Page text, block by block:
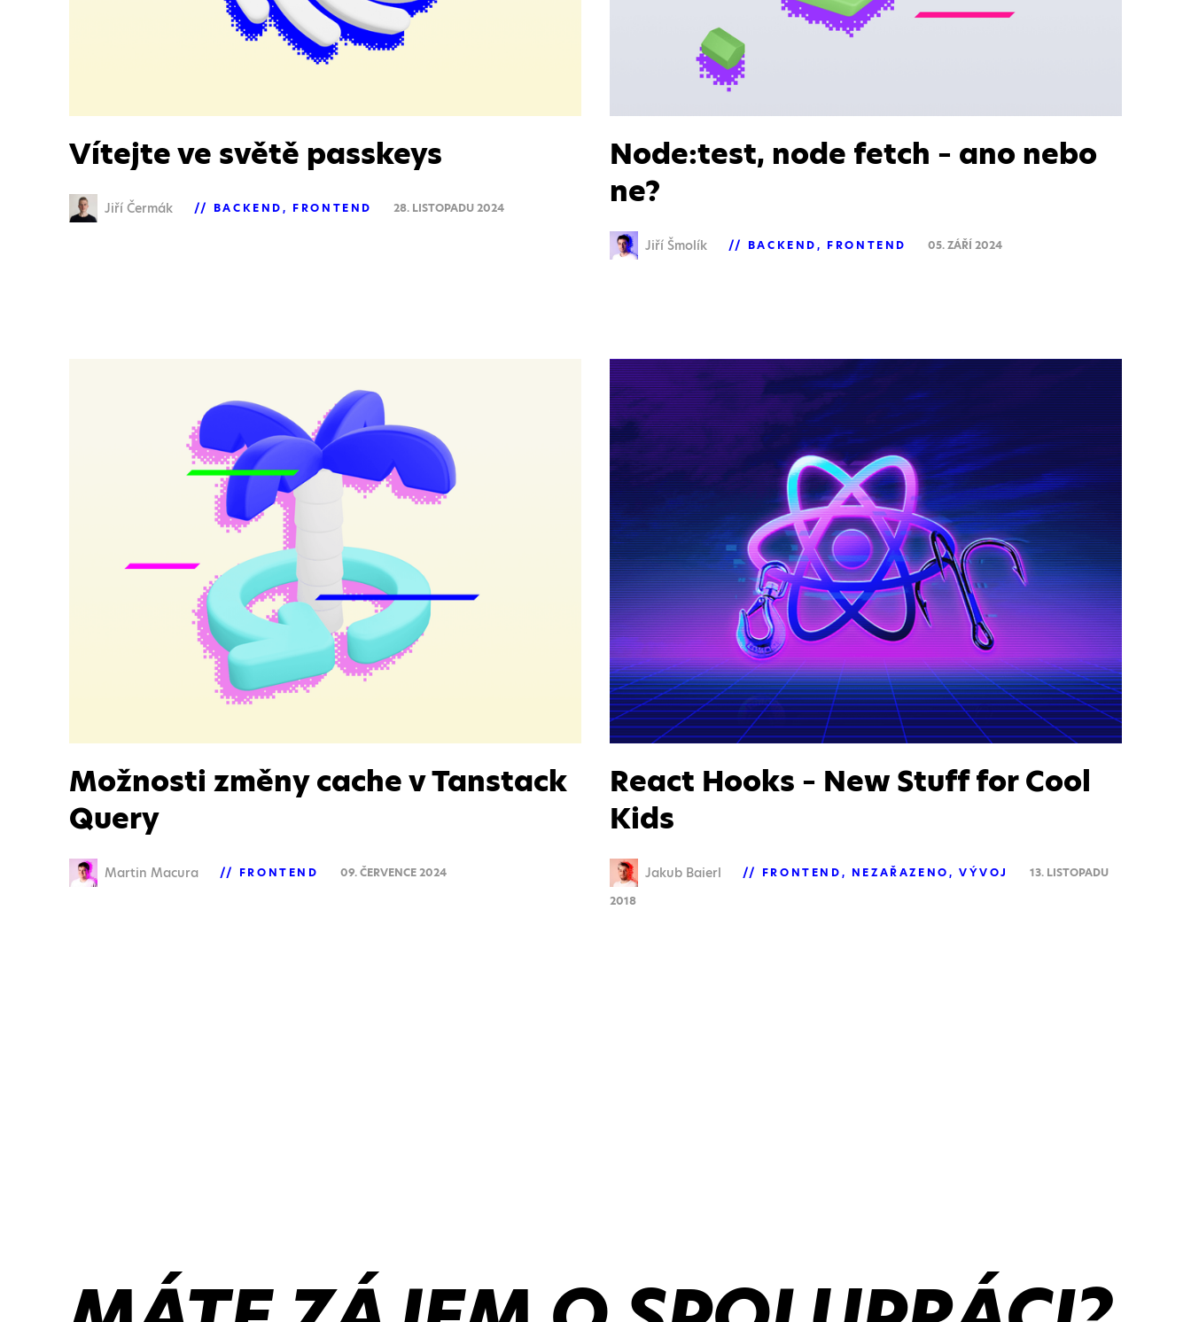
Vítejte ve světě passkeys
Jiří Čermák BACKEND FRONTEND 28. LISTOPADU 2024
Node:test, node fetch – ano nebo
ne?
Jiří Šmolík BACKEND FRONTEND 05. ZÁŘÍ 2024
Možnosti změny cache v Tanstack
Query
Martin Macura FRONTEND 09. ČERVENCE 2024
React Hooks – New Stuff for Cool
Kids
Jakub Baierl FRONTEND NEZAŘAZENO VÝVOJ
13. LISTOPADU
2018